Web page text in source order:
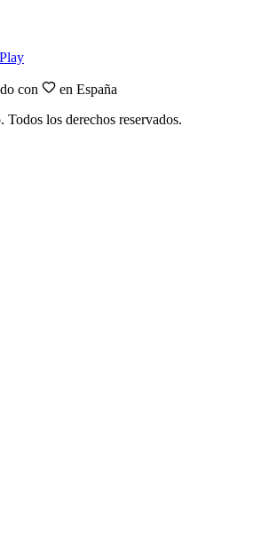
con
en España
Todos los derechos reservados.